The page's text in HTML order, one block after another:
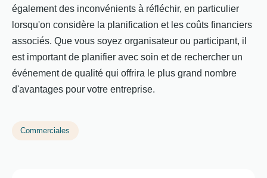
également des inconvénients à réfléchir, en particulier
lorsqu'on considère la planification et les coûts financiers
associés. Que vous soyez organisateur ou participant, il
est important de planifier avec soin et de rechercher un
événement de qualité qui offrira le plus grand nombre
d'avantages pour votre entreprise.
Commerciales